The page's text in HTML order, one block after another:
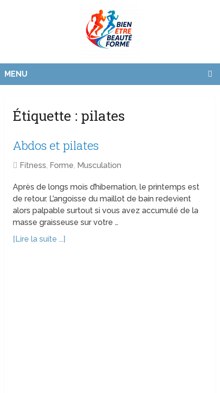
MENU
Étiquette : pilates
Abdos et pilates
Fitness, Forme, Musculation
Après de longs mois d’hibernation, le printemps est
de retour. L’angoisse du maillot de bain redevient
alors palpable surtout si vous avez accumulé de la
masse graisseuse sur votre …
[Lire la suite ...]